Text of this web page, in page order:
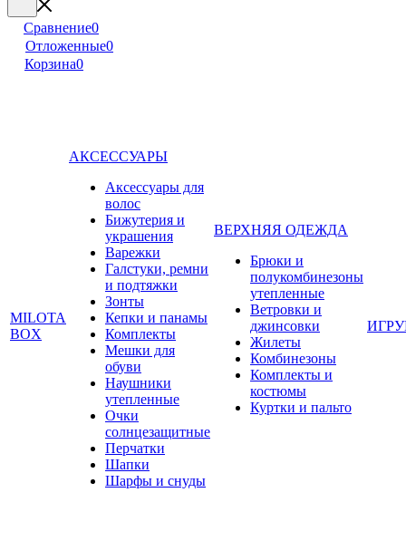
Сравнение0
Отложенные0
Корзина0
MILOTA
BOX
АКСЕССУАРЫ
Аксессуары для
волос
Бижутерия и
украшения
Варежки
Галстуки, ремни
и подтяжки
Зонты
Кепки и панамы
Комплекты
Мешки для
обуви
Наушники
утепленные
Очки
солнцезащитные
Перчатки
Шапки
Шарфы и снуды
ВЕРХНЯЯ ОДЕЖДА
Брюки и
полукомбинезоны
утепленные
Ветровки и
джинсовки
Жилеты
Комбинезоны
Комплекты и
костюмы
Куртки и пальто